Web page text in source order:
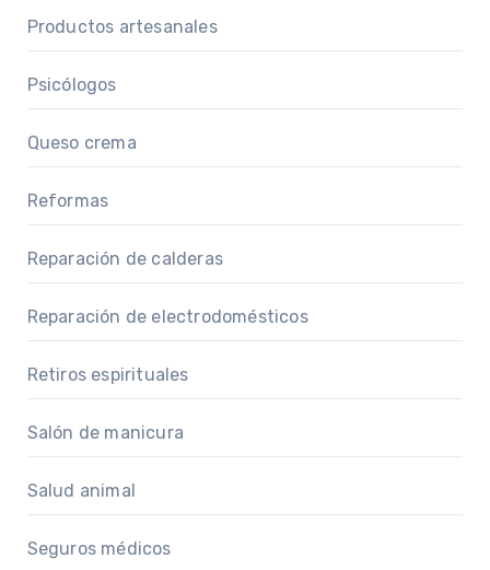
Productos artesanales
Psicólogos
Queso crema
Reformas
Reparación de calderas
Reparación de electrodomésticos
Retiros espirituales
Salón de manicura
Salud animal
Seguros médicos